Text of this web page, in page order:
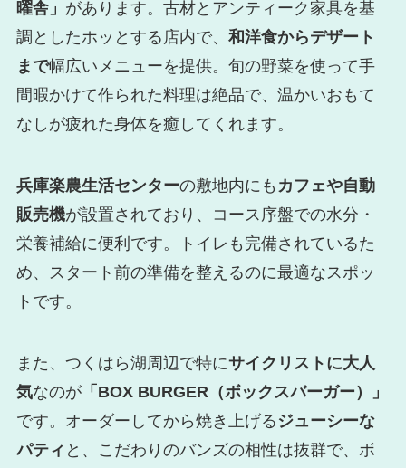
曜舎」 があります。古材とアンティーク家具を基
調としたホッとする店内で、 和洋食からデザート
まで幅広いメニューを提供。旬の野菜を使って手
間暇かけて作られた料理は絶品で、温かいおもて
なしが疲れた身体を癒してくれます。
兵庫楽農生活センターの敷地内にも カフェや自動
販売機が設置されており、コース序盤での水分・
栄養補給に便利です。トイレも完備されているた
め、スタート前の準備を整えるのに最適なスポッ
トです。
また、つくはら湖周辺で特にサイクリストに大人
気なのが「BOX BURGER（ボックスバーガー）」
です。オーダーしてから焼き上げる ジューシーな
パティ と、こだわりのバンズの相性は抜群で、ボ